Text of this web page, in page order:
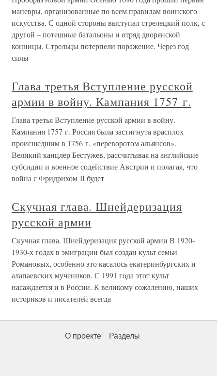
маневры, организованные по всем правилам воинского
искусства. С одной стороны выступал стрелецкий полк, с
другой – потешные батальоны и отряд дворянской
конницы. Стрельцы потерпели поражение. Через год
силы
Глава третья Вступление русской
армии в войну. Кампания 1757 г.
Глава третья Вступление русской армии в войну.
Кампания 1757 г. Россия была застигнута врасплох
происшедшим в 1756 г. «переворотом альянсов».
Великий канцлер Бестужев, рассчитывая на английские
субсидии и военное содействие Австрии и полагая, что
война с Фридрихом II будет
Скучная глава. Шнейдеризация
русской армии
Скучная глава. Шнейдеризация русской армии В 1920-
1930-х годах в эмиграции был создан культ семьи
Романовых, особенно это касалось екатеринбургских и
алапаевских мучеников. С 1991 года этот культ
насаждается и в России. К великому сожалению, наших
историков и писателей всегда
О проекте Разделы